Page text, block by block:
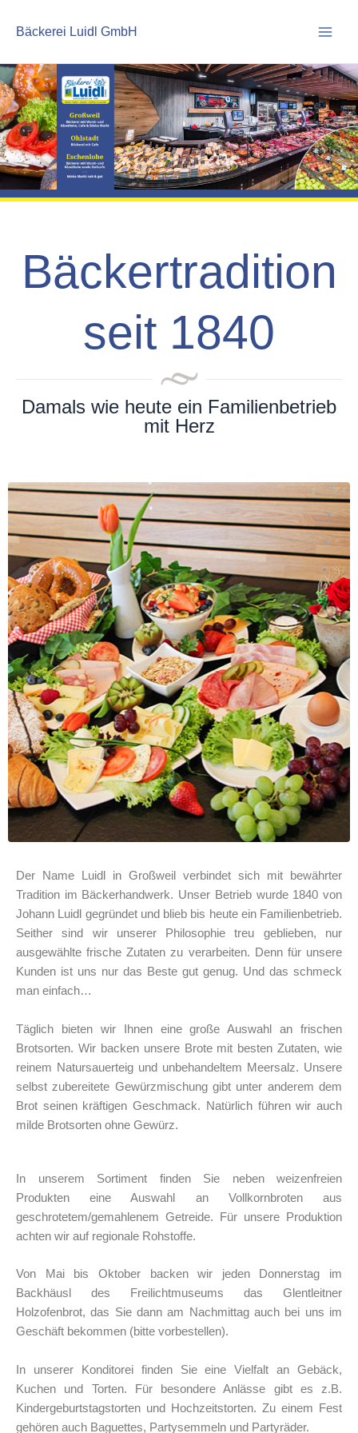
InhaltBäckerei Luidl GmbH
Bäckertradition
seit 1840
Damals wie heute ein Familienbetrieb
mit Herz
Der Name Luidl in Großweil verbindet sich mit bewährter
Tradition im Bäckerhandwerk. Unser Betrieb wurde 1840 von
Johann Luidl gegründet und blieb bis heute ein Familienbetrieb.
Seither sind wir unserer Philosophie treu geblieben, nur
ausgewählte frische Zutaten zu verarbeiten. Denn für unsere
Kunden ist uns nur das Beste gut genug. Und das schmeck
man einfach…
Täglich bieten wir Ihnen eine große Auswahl an frischen
Brotsorten. Wir backen unsere Brote mit besten Zutaten, wie
reinem Natursauerteig und unbehandeltem Meersalz. Unsere
selbst zubereitete Gewürzmischung gibt unter anderem dem
Brot seinen kräftigen Geschmack. Natürlich führen wir auch
milde Brotsorten ohne Gewürz.
In unserem Sortiment finden Sie neben weizenfreien
Produkten eine Auswahl an Vollkornbroten aus
geschrotetem/gemahlenem Getreide. Für unsere Produktion
achten wir auf regionale Rohstoffe.
Von Mai bis Oktober backen wir jeden Donnerstag im
Backhäusl des Freilichtmuseums das Glentleitner
Holzofenbrot, das Sie dann am Nachmittag auch bei uns im
Geschäft bekommen (bitte vorbestellen).
In unserer Konditorei finden Sie eine Vielfalt an Gebäck,
Kuchen und Torten. Für besondere Anlässe gibt es z.B.
Kindergeburtstagstorten und Hochzeitstorten. Zu einem Fest
gehören auch Baguettes, Partysemmeln und Partyräder.